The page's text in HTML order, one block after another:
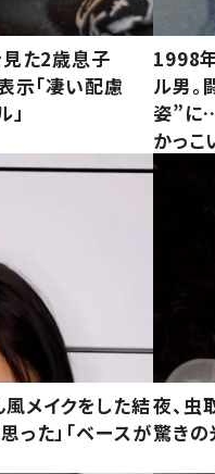
見た2歳息子
「凄い配慮
1998
ル男。
姿”に…
かっこ
メイクをした結
た」「ベースが
夜、虫
驚きの